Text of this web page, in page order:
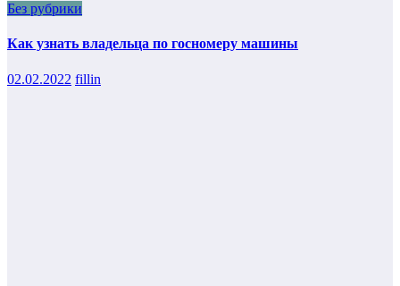
Без рубрики
Как узнать владельца по госномеру машины
02.02.2022 fillin